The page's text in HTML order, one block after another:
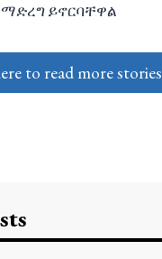
ይኖርባቸዋል
to read more stories